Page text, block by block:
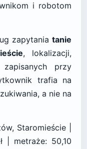
i robotom
zapytania tanie
, lokalizacji,
przy
trafia na
a nie na
Staromieście |
| metraże: 50,10